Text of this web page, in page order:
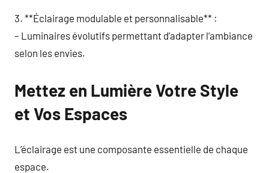
3. **Éclairage modulable et personnalisable** :
– Luminaires évolutifs permettant d’adapter l’ambiance
selon les envies.
Mettez en Lumière Votre Style
et Vos Espaces
L’éclairage est une composante essentielle de chaque
espace.